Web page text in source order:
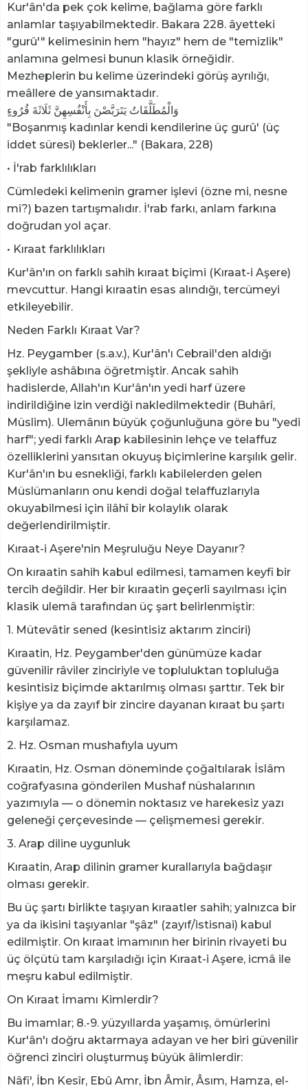
Kur'ân'da pek çok kelime, bağlama göre farklı
anlamlar taşıyabilmektedir. Bakara 228. âyetteki
"gurû'" kelimesinin hem "hayız" hem de "temizlik"
anlamına gelmesi bunun klasik örneğidir.
Mezheplerin bu kelime üzerindeki görüş ayrılığı,
meâllere de yansımaktadır.
وَالْمُطَلَّقَاتُ يَتَرَبَّصْنَ بِأَنْفُسِهِنَّ ثَلَاثَةَ قُرُوءٍ
"Boşanmış kadınlar kendi kendilerine üç gurû' (üç
iddet süresi) beklerler..." (Bakara, 228)
• İ'rab farklılıkları
Cümledeki kelimenin gramer işlevi (özne mi, nesne
mi?) bazen tartışmalıdır. İ'rab farkı, anlam farkına
doğrudan yol açar.
• Kıraat farklılıkları
Kur'ân'ın on farklı sahih kıraat biçimi (Kıraat-i Aşere)
mevcuttur. Hangi kıraatin esas alındığı, tercümeyi
etkileyebilir.
Neden Farklı Kıraat Var?
Hz. Peygamber (s.a.v.), Kur'ân'ı Cebrail'den aldığı
şekliyle ashâbına öğretmiştir. Ancak sahih
hadislerde, Allah'ın Kur'ân'ın yedi harf üzere
indirildiğine izin verdiği nakledilmektedir (Buhârî,
Müslim). Ulemânın büyük çoğunluğuna göre bu "yedi
harf"; yedi farklı Arap kabilesinin lehçe ve telaffuz
özelliklerini yansıtan okuyuş biçimlerine karşılık gelir.
Kur'ân'ın bu esnekliği, farklı kabilelerden gelen
Müslümanların onu kendi doğal telaffuzlarıyla
okuyabilmesi için ilâhî bir kolaylık olarak
değerlendirilmiştir.
Kıraat-i Aşere'nin Meşruluğu Neye Dayanır?
On kıraatin sahih kabul edilmesi, tamamen keyfi bir
tercih değildir. Her bir kıraatin geçerli sayılması için
klasik ulemâ tarafından üç şart belirlenmiştir:
1. Mütevâtir sened (kesintisiz aktarım zinciri)
Kıraatin, Hz. Peygamber'den günümüze kadar
güvenilir râviler zinciriyle ve topluluktan topluluğa
kesintisiz biçimde aktarılmış olması şarttır. Tek bir
kişiye ya da zayıf bir zincire dayanan kıraat bu şartı
karşılamaz.
2. Hz. Osman mushafıyla uyum
Kıraatin, Hz. Osman döneminde çoğaltılarak İslâm
coğrafyasına gönderilen Mushaf nüshalarının
yazımıyla — o dönemin noktasız ve harekesiz yazı
geleneği çerçevesinde — çelişmemesi gerekir.
3. Arap diline uygunluk
Kıraatin, Arap dilinin gramer kurallarıyla bağdaşır
olması gerekir.
Bu üç şartı birlikte taşıyan kıraatler sahih; yalnızca bir
ya da ikisini taşıyanlar "şâz" (zayıf/istisnai) kabul
edilmiştir. On kıraat imamının her birinin rivayeti bu
üç ölçütü tam karşıladığı için Kıraat-i Aşere, icmâ ile
meşru kabul edilmiştir.
On Kıraat İmamı Kimlerdir?
Bu imamlar; 8.-9. yüzyıllarda yaşamış, ömürlerini
Kur'ân'ı doğru aktarmaya adayan ve her biri güvenilir
öğrenci zinciri oluşturmuş büyük âlimlerdir:
Nâfi', İbn Kesîr, Ebû Amr, İbn Âmir, Âsım, Hamza, el-